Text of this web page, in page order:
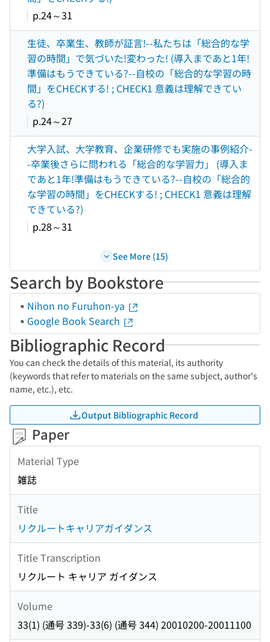
p.24～31
生徒、卒業生、教師が証言!--私たちは「総合的な学
習の時間」で気づいた!変わった! (導入まであと1年!
準備はもうできている?--自校の「総合的な学習の時
間」をCHECKする! ; CHECK1 意義は理解できてい
る?)
p.24～27
大学入試、大学教育、企業研修でも実施の事例紹介-
-卒業後さらに問われる「総合的な学習力」 (導入ま
であと1年!準備はもうできている?--自校の「総合的
な学習の時間」をCHECKする! ; CHECK1 意義は理解
できている?)
p.28～31
See More (15)
Search by Bookstore
Nihon no Furuhon-ya
Google Book Search
Bibliographic Record
You can check the details of this material, its authority
(keywords that refer to materials on the same subject, author's
name, etc.), etc.
Output Bibliographic Record
Paper
Material Type
雑誌
Title
リクルートキャリアガイダンス
Title Transcription
リクルート キャリア ガイダンス
Volume
33(1) (通号 339)-33(6) (通号 344) 20010200-20011100